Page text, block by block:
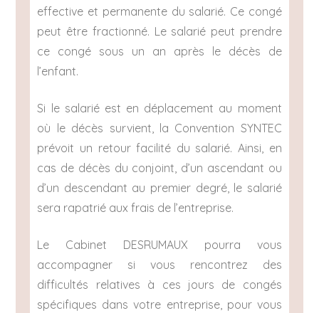
effective et permanente du salarié. Ce congé
peut être fractionné. Le salarié peut prendre
ce congé sous un an après le décès de
l’enfant.
Si le salarié est en déplacement au moment
où le décès survient, la Convention SYNTEC
prévoit un retour facilité du salarié. Ainsi, en
cas de décès du conjoint, d’un ascendant ou
d’un descendant au premier degré, le salarié
sera rapatrié aux frais de l’entreprise.
Le Cabinet DESRUMAUX pourra vous
accompagner si vous rencontrez des
difficultés relatives à ces jours de congés
spécifiques dans votre entreprise, pour vous